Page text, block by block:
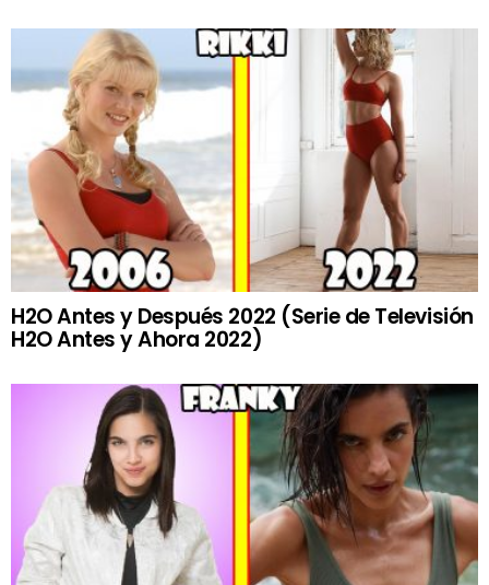
H2O Antes y Después 2022 (Serie de Televisión
H2O Antes y Ahora 2022)